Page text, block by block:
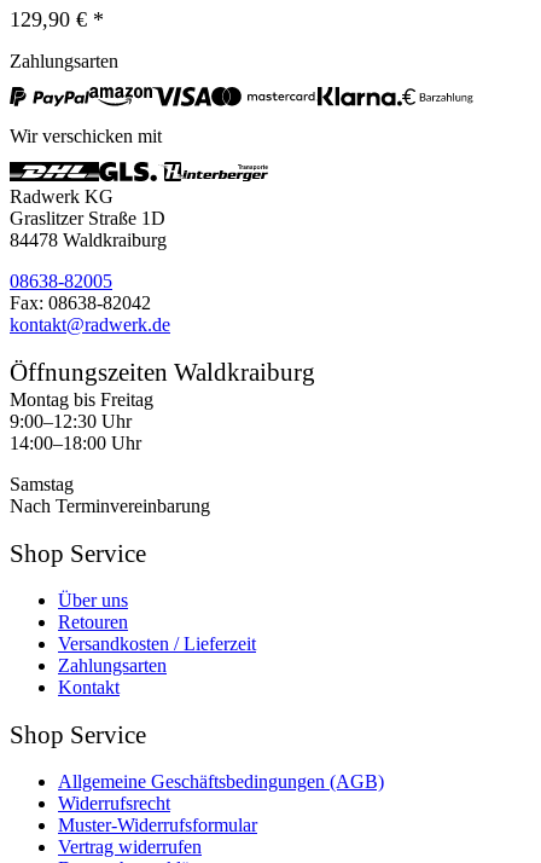
129,90 € *
Zahlungsarten
Wir verschicken mit
Radwerk KG
Graslitzer Straße 1D
84478 Waldkraiburg
08638-82005
Fax: 08638-82042
kontakt@radwerk.de
Öffnungszeiten Waldkraiburg
Montag bis Freitag
9:00–12:30 Uhr
14:00–18:00 Uhr
Samstag
Nach Terminvereinbarung
Shop Service
Über uns
Retouren
Versandkosten / Lieferzeit
Zahlungsarten
Kontakt
Shop Service
Allgemeine Geschäftsbedingungen (AGB)
Widerrufsrecht
Muster-Widerrufsformular
Vertrag widerrufen